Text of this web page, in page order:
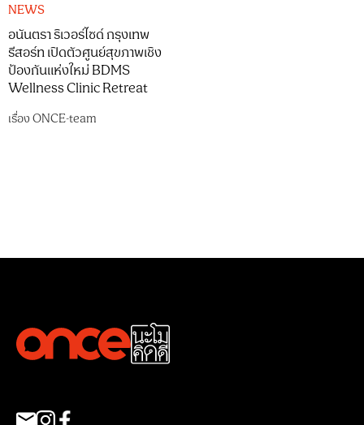
NEWS
อนันตรา ริเวอร์ไซด์ กรุงเทพ
รีสอร์ท เปิดตัวศูนย์สุขภาพเชิง
ป้องกันแห่งใหม่ BDMS
Wellness Clinic Retreat
เรื่องONCE-team